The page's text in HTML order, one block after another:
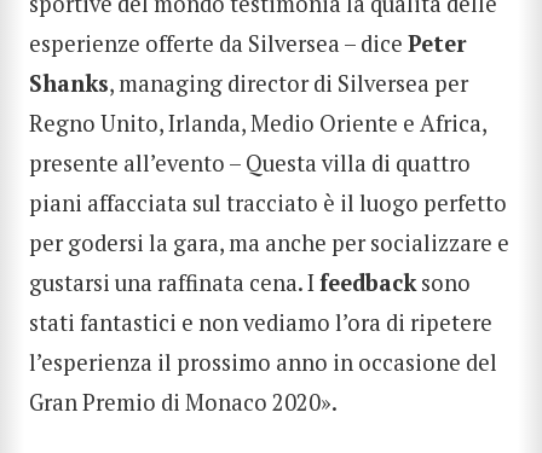
esperienze offerte da Silversea – dice Peter
Shanks, managing director di Silversea per
Regno Unito, Irlanda, Medio Oriente e Africa,
presente all’evento – Questa villa di quattro
piani affacciata sul tracciato è il luogo perfetto
per godersi la gara, ma anche per socializzare e
gustarsi una raffinata cena. Ifeedbacksono
stati fantastici e non vediamo l’ora di ripetere
l’esperienza il prossimo anno in occasione del
Gran Premio di Monaco 2020».